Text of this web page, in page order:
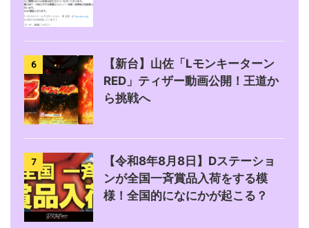
6
【新台】山佐「Lモンキーターン
RED」ティザー動画公開！王道か
ら挑戦へ
7
【令和8年8月8日】Dステーショ
ンが全国一斉賞品入荷をする模
様！全国的になにかが起こる？